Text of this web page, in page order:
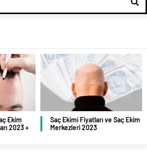
Ekim
2023 +
Saç Ekimi Fiyatları ve Saç Ekim
Merkezleri 2023